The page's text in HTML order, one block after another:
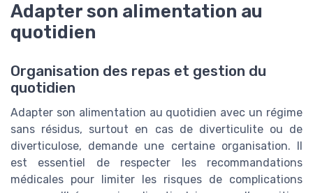
Adapter son alimentation au
quotidien
Organisation des repas et gestion du
quotidien
Adapter son alimentation au quotidien avec un régime
sans résidus, surtout en cas de diverticulite ou de
diverticulose, demande une certaine organisation. Il
est essentiel de respecter les recommandations
médicales pour limiter les risques de complications